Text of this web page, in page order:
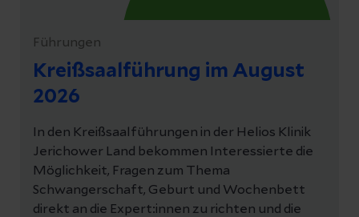
Führungen
Kreißsaalführung im August
2026
In den Kreißsaalführungen in der Helios Klinik
Jerichower Land bekommen Interessierte die
Möglichkeit, Fragen zum Thema
Schwangerschaft, Geburt und Wochenbett
direkt an die Expert:innen zu richten und die